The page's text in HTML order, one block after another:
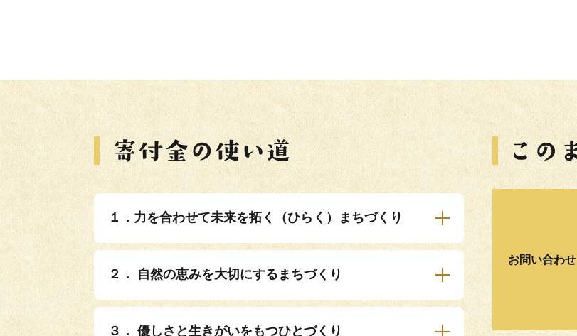
１．力を合わせて未来を拓く（ひらく）まちづくり
２． 自然の恵みを大切にするまちづくり
３． 優しさと生きがいをもつひとづくり
お問い合わせ